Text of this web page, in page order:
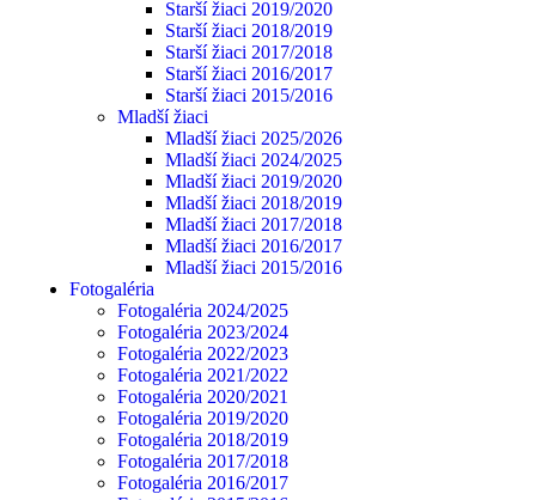
Starší žiaci 2019/2020
Starší žiaci 2018/2019
Starší žiaci 2017/2018
Starší žiaci 2016/2017
Starší žiaci 2015/2016
Mladší žiaci
Mladší žiaci 2025/2026
Mladší žiaci 2024/2025
Mladší žiaci 2019/2020
Mladší žiaci 2018/2019
Mladší žiaci 2017/2018
Mladší žiaci 2016/2017
Mladší žiaci 2015/2016
Fotogaléria
Fotogaléria 2024/2025
Fotogaléria 2023/2024
Fotogaléria 2022/2023
Fotogaléria 2021/2022
Fotogaléria 2020/2021
Fotogaléria 2019/2020
Fotogaléria 2018/2019
Fotogaléria 2017/2018
Fotogaléria 2016/2017